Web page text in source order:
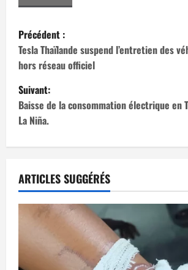
N
a
v
i
g
t
i
o
n
Précédent :
Tesla Thaïlande suspend l’entretien des
hors réseau officiel
Suivant:
Baisse de la consommation électrique en
La Niña.
ARTICLES SUGGÉRÉS